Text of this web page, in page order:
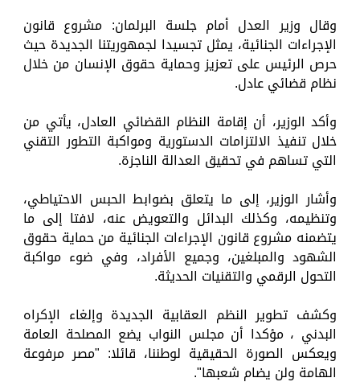
وقال وزير العدل أمام جلسة البرلمان: مشروع قانون
الإجراءات الجنائية، يمثل تجسيدا لجمهوريتنا الجديدة حيث
حرص الرئيس على تعزيز وحماية حقوق الإنسان من خلال
نظام قضائي عادل.
وأكد الوزير، أن إقامة النظام القضائي العادل، يأتي من
خلال تنفيذ الالتزامات الدستورية ومواكبة التطور التقني
التي تساهم في تحقيق العدالة الناجزة.
وأشار الوزير، إلى ما يتعلق بضوابط الحبس الاحتياطي،
وتنظيمه، وكذلك البدائل والتعويض عنه، لافتا إلى ما
يتضمنه مشروع قانون الإجراءات الجنائية من حماية حقوق
الشهود والمبلغين، وجميع الأفراد، وفي ضوء مواكبة
التحول الرقمي والتقنيات الحديثة.
وكشف تطوير النظم العقابية الجديدة وإلغاء الإكراه
البدني ، مؤكدا أن مجلس النواب يضع المصلحة العامة
ويعكس الصورة الحقيقية لوطننا، قائلا: "مصر مرفوعة
الهامة ولن يضام شعبها".